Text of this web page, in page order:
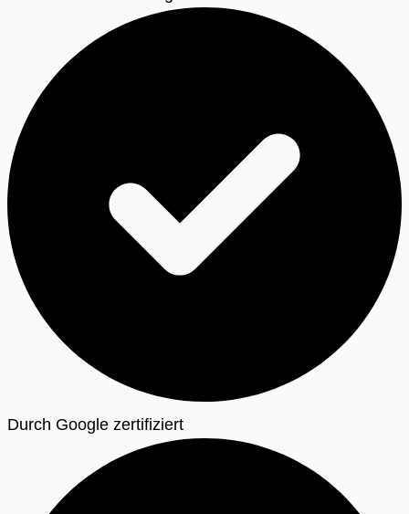
Durch Google zertifiziert